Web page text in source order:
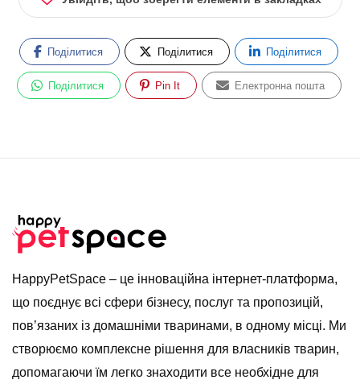
Поділитися Поділитися Поділитися
Поділитися Pin It Електронна пошта
HappyPetSpace – це інноваційна інтернет-платформа,
що поєднує всі сфери бізнесу, послуг та пропозицій,
пов’язаних із домашніми тваринами, в одному місці. Ми
створюємо комплексне рішення для власників тварин,
допомагаючи їм легко знаходити все необхідне для